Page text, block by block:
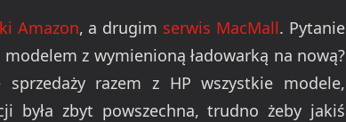
Amazon, a drugim serwis MacMall. Pytanie
z wymienioną ładowarką na nową?
razem z HP wszystkie modele,
była zbyt powszechna, trudno żeby jakiś